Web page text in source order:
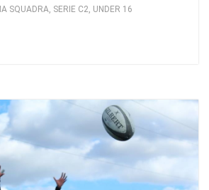
SQUADRA, SERIE C2, UNDER 16